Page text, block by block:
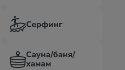
Серфинг
Сауна/баня/
хамам